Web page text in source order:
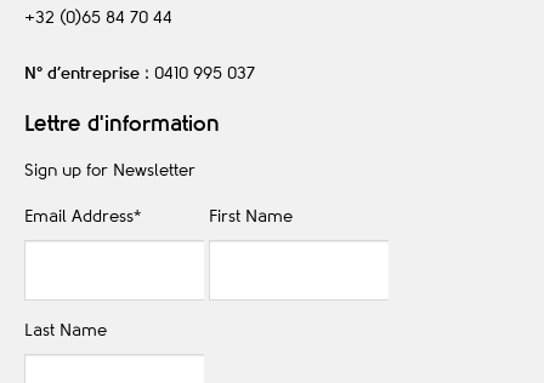
+32 (0)65 84 70 44
N° d’entreprise : 0410 995 037
Lettre d'information
Sign up for Newsletter
Email Address* First Name
Last Name